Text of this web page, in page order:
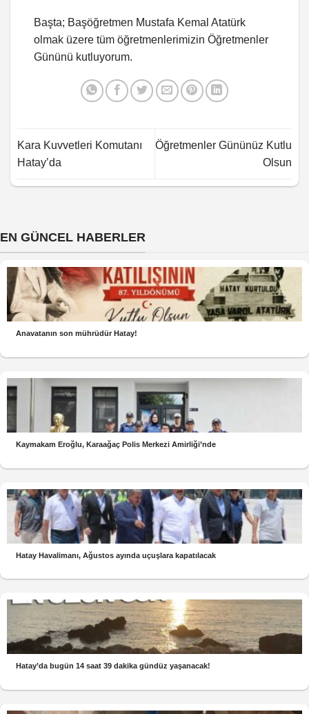
Başta; Başöğretmen Mustafa Kemal Atatürk
olmak üzere tüm öğretmenlerimizin Öğretmenler
Gününü kutluyorum.
Kara Kuvvetleri Komutanı
Hatay’da
Öğretmenler Gününüz Kutlu
Olsun
EN GÜNCEL HABERLER
Anavatanın son mührüdür Hatay!
Kaymakam Eroğlu, Karaağaç Polis Merkezi Amirliği’nde
Hatay Havalimanı, Ağustos ayında uçuşlara kapatılacak
Hatay’da bugün 14 saat 39 dakika gündüz yaşanacak!